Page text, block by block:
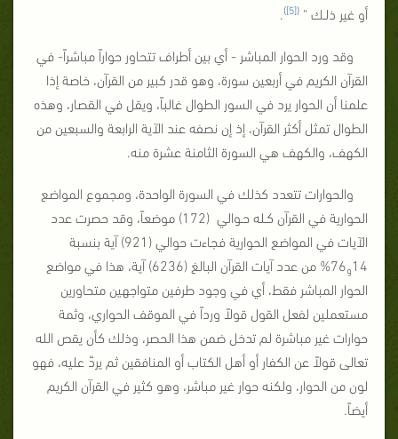
أو غير ذلـك " (
[5]
)
.
وقد ورد الحوار المباشر - أي بين أطراف تتحاور حواراً مباشراً- في
القرآن الكريم في أربعين سورة، وهو قدر كبير من القرآن، خاصة إذا
علمنا أن الحوار يرد في السور الطوال غالباً، ويقل في القصار، وهذه
الطوال تمثل أكثر القرآن، إذ إن نصفه عند الآية الرابعة والسبعين من
الكهف، والكهف هي السورة الثامنة عشرة منه.
والحوارات تتعدد كذلك في السورة الواحدة، ومجموع المواضع
الحوارية في القرآن كـله حـوالي (172) موضعاً، وقد حصرت عدد
الآيات في المواضع الحوارية فجاءت حوالي (921) آية بنسبة
14و
76% من عدد آيات القرآن البالغ (6236) آية، هذا في مواضع
الحوار المباشر فقط، أي في وجود طرفين متواجهين متحاورين
مستعملين لفعل القول قولاً ورداً في الموقف الحواري، وثمة
حوارات غير مباشرة لم تدخل ضمن هذا الحصر، وذلك كأن يقص الله
تعالى قولاً عن الكفار أو أهل الكتاب أو المنافقين ثم يردّ عليه، فهو
لون من الحوار، ولكنه حوار غير مباشر، وهو كثير في القرآن الكريم
أيضاً.